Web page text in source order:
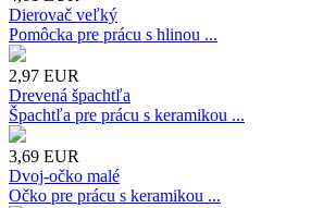
Dierovač veľký
Pomôcka pre prácu s hlinou ...
2,97 EUR
Drevená špachtľa
Špachtľa pre prácu s keramikou ...
3,69 EUR
Dvoj-očko malé
Očko pre prácu s keramikou ...